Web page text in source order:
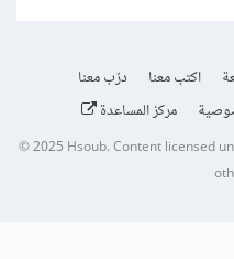
اكتب معنا
درّب معنا
مركز المساعدة
© 2025Hsoub.Content licensed